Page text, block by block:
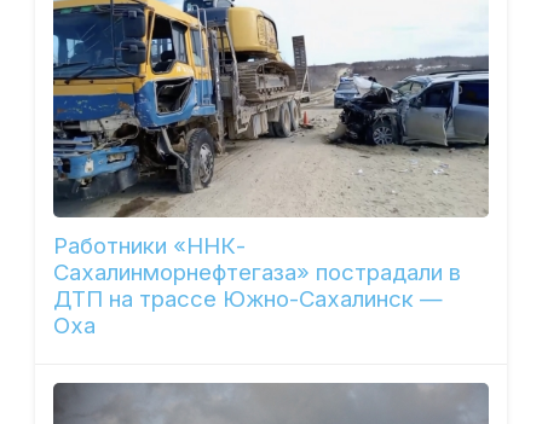
Работники «ННК-
Сахалинморнефтегаза» пострадали в
ДТП на трассе Южно-Сахалинск —
Оха